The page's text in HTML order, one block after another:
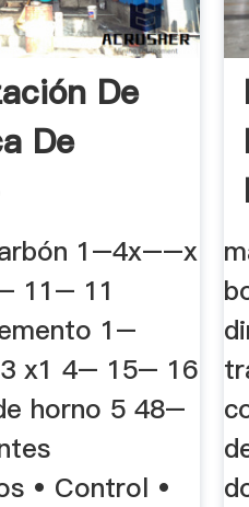
De
De
Un ...
1–4x––x
11– 11
1–
x1 4– 15– 16
horno 5 48–
• Control •